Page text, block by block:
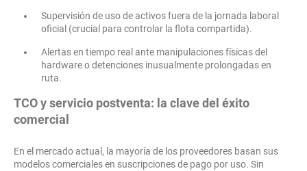
Supervisión de uso de activos fuera de la jornada laboral
oficial (crucial para controlar la flota compartida).
Alertas en tiempo real ante manipulaciones físicas del
hardware o detenciones inusualmente prolongadas en
ruta.
TCO y servicio postventa: la clave del éxito
comercial
En el mercado actual, la mayoría de los proveedores basan sus
modelos comerciales en suscripciones de pago por uso. Sin